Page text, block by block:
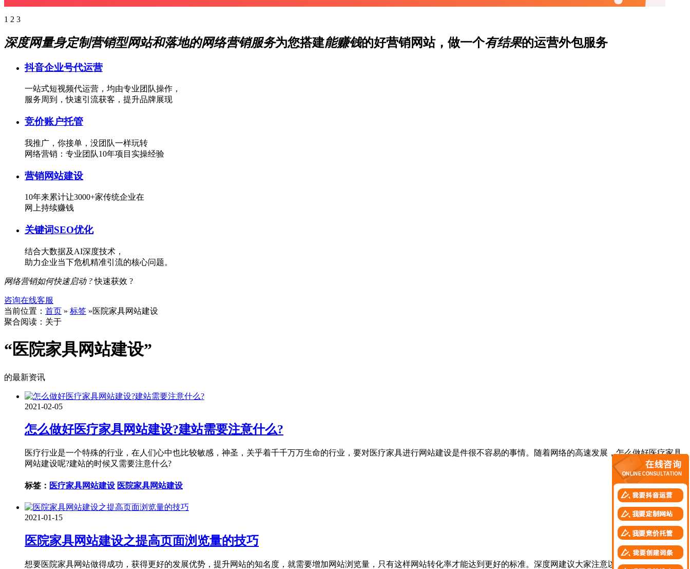
1 2 3
深度网量身定制营销型网站和落地的网络营销服务为您搭建能赚钱的好营销网站，做一个有结果的运营外包服务
抖音企业号代运营
一站式短视频代运营，均由专业团队操作，
服务周到，快速引流获客，提升品牌展现
竞价账户托管
我推广，你接单，没团队一样玩转
网络营销：专业团队10年项目实操经验
营销网站建设
10年来累计让3000+家传统企业在
网上持续赚钱
关键词SEO优化
结合大数据及AI深度技术，
助力企业当下危机精准引流的核心问题。
网络营销如何快速启动 ?快速获效 ?
咨询在线客服
当前位置： 首页 » 标签 »医院家具网站建设
聚合阅读：关于
“医院家具网站建设”
的最新资讯
2021-02-05
怎么做好医疗家具网站建设?建站需要注意什么?
医疗行业是一个特殊的行业，在人们心中也比较敏感，神圣，关乎着千千万万生命的行业，要对医疗家具进行网站建设是件很不容易的事情。随着网络的高速发展，怎么做好医疗家具
网站建设呢?建站的时候又需要注意什么?
标签： 医疗家具网站建设 医院家具网站建设
2021-01-15
医院家具网站建设之提高页面浏览量的技巧
想要医院家具网站做得成功，获得更好的发展优势，提升网站的知名度，就需要增加网站浏览量，只有这样网站转化率才能达到更好的标准。深度网建议大家注意以下细节，确保网站